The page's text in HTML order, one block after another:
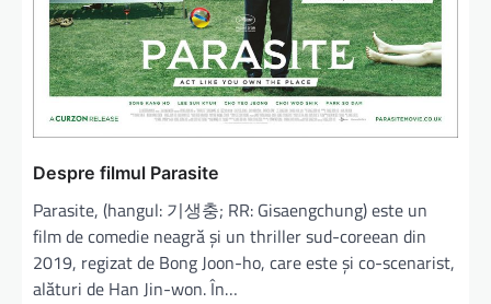
Despre filmul Parasite
Parasite, (hangul: 기생충; RR: Gisaengchung) este un
film de comedie neagră și un thriller sud-coreean din
2019, regizat de Bong Joon-ho, care este și co-scenarist,
alături de Han Jin-won⁠. În…